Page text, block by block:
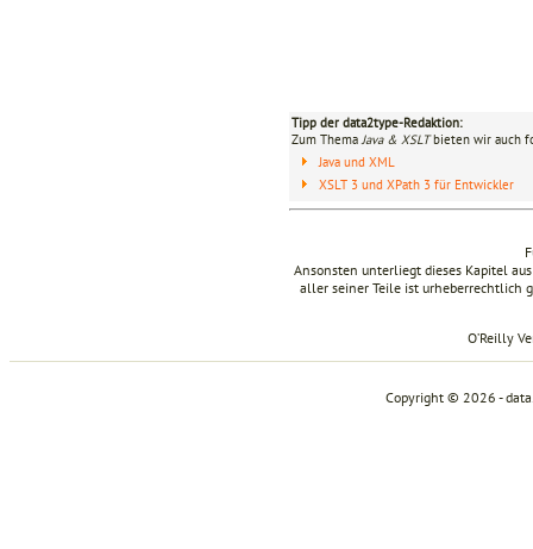
Tipp der data2type-Redaktion:
Zum Thema Java & XSLTbieten wir auch
Java und XML
XSLT 3 und XPath 3 für Entwickler
Ansonsten unterliegt dieses Kapitel
aller seiner Teile ist urheberrechtlich
O’Reilly
Copyright © 2026 -